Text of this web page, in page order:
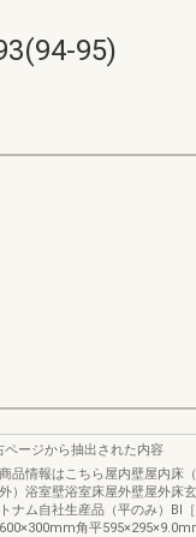
95)
ページから抽出された内容
商品情報はこちら屋内壁屋内床
外）浴室壁浴室床屋外壁屋外床玄
トナム自社生産品（平のみ）​BⅠ
600×300mm角平